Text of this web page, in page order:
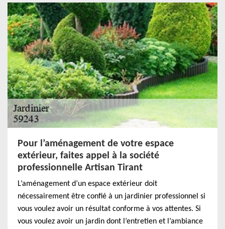
Pour l’aménagement de votre espace
extérieur, faites appel à la société
professionnelle Artisan Tirant
L’aménagement d’un espace extérieur doit
nécessairement être confié à un jardinier professionnel si
vous voulez avoir un résultat conforme à vos attentes. Si
vous voulez avoir un jardin dont l’entretien et l’ambiance